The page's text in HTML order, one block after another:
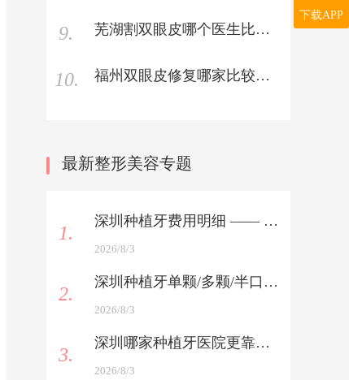
下载APP
9. 芜湖割双眼皮哪个医生比较好？芜湖有名的双眼皮手术医生哪家好推荐
10. 福州双眼皮修复哪家比较好？福州双眼皮修复手术医院有哪些推荐
最新整形美容专题
1.
深圳种植牙费用明细 —— 植体+服务费全解析
2026/8/3
2.
深圳种植牙单颗/多颗/半口/全口报价 —— 一表看懂
2026/8/3
3.
深圳哪家种植牙医院更靠谱 —— 医生技术与术后服务双考核
2026/8/3